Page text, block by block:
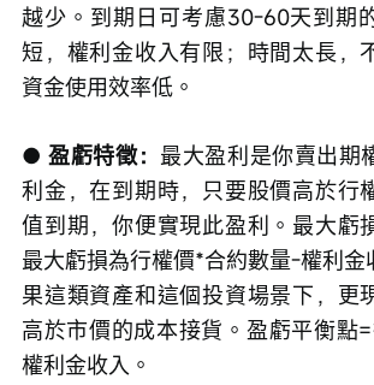
越少。到期日可考慮30-60天到期
短，權利金收入有限；時間太長，
資金使用效率低。
● 盈虧特徵： 最大盈利是你賣出期
利金，在到期時，只要股價高於行
值到期，你便實現此盈利。最大虧
最大虧損為行權價*合約數量-權利金
果這類資產和這個投資場景下，更
高於市價的成本接貨。盈虧平衡點
權利金收入。